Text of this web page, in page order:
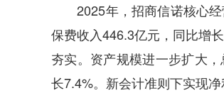
2025年，招商信诺核心经
保费收入446.3亿元，同比增
夯实。资产规模进一步扩大
长7.4%。新会计准则下实现